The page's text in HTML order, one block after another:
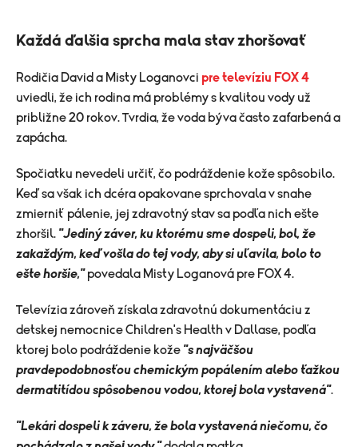
Každá ďalšia sprcha mala stav zhoršovať
Rodičia David a Misty Loganovci pre televíziu FOX 4
uviedli, že ich rodina má problémy s kvalitou vody už
približne 20 rokov. Tvrdia, že voda býva často zafarbená a
zapácha.
Spočiatku nevedeli určiť, čo podráždenie kože spôsobilo.
Keď sa však ich dcéra opakovane sprchovala v snahe
zmierniť pálenie, jej zdravotný stav sa podľa nich ešte
zhoršil. "Jediný záver, ku ktorému sme dospeli, bol, že
zakaždým, keď vošla do tej vody, aby si uľavila, bolo to
ešte horšie,"povedala Misty Loganová pre FOX 4.
Televízia zároveň získala zdravotnú dokumentáciu z
detskej nemocnice Children's Health v Dallase, podľa
ktorej bolo podráždenie kože "s najväčšou
pravdepodobnosťou chemickým popálením alebo ťažkou
dermatitídou spôsobenou vodou, ktorej bola vystavená".
"Lekári dospeli k záveru, že bola vystavená niečomu, čo